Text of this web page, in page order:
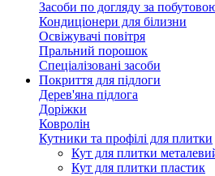
Засоби по догляду за
Кондиціонери для білизни
Освіжувачі повітря
Пральний порошок
Спеціалізовані засоби
Покриття для підлоги
Дерев'яна підлога
Доріжки
Ковролін
Кутники та профілі для плитки
Кут для плитки
Кут для плитки пластик